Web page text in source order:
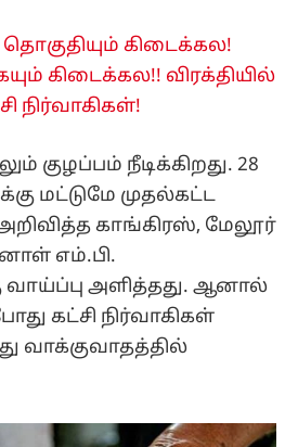
தொகுதியும் கிடைக்கல!
கிடைக்கல!! விரக்தியில்
நிர்வாகிகள்!
குழப்பம் நீடிக்கிறது. 28
மட்டுமே முதல்கட்ட
காங்கிரஸ், மேலூர்
எம்.பி.
வாய்ப்பு அளித்தது. ஆனால்
கட்சி நிர்வாகிகள்
வாக்குவாதத்தில்